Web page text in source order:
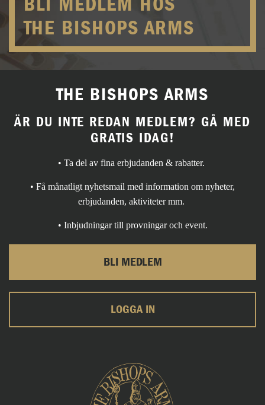
BLI MEDLEM HOS
THE BISHOPS ARMS
THE BISHOPS ARMS
ÄR DU INTE REDAN MEDLEM? GÅ MED
GRATIS IDAG!
• Ta del av fina erbjudanden & rabatter.
• Få månatligt nyhetsmail med information om nyheter,
erbjudanden, aktiviteter mm.
• Inbjudningar till provningar och event.
BLI MEDLEM
LOGGA IN